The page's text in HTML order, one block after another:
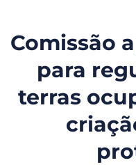
Comissão
para
terras